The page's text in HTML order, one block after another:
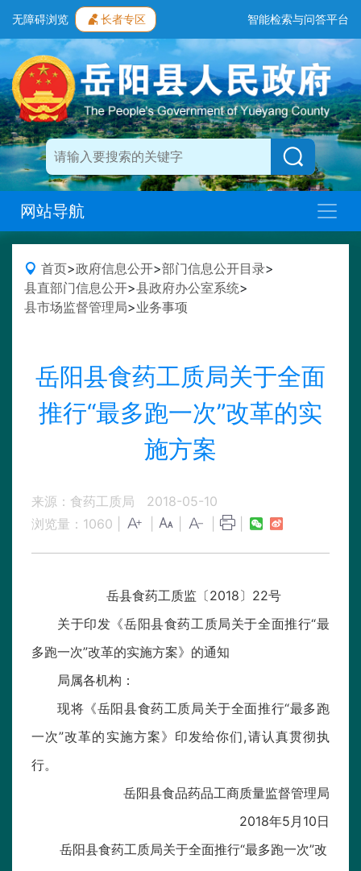
无障碍浏览 长者专区 智能检索与问答平台
网站导航
首页>政府信息公开>部门信息公开目录>
县直部门信息公开>县政府办公室系统>
县市场监督管理局>业务事项
岳阳县食药工质局关于全面
推行“最多跑一次”改革的实
施方案
来源：食药工质局
2018-05-10
浏览量： 1060
岳县食药工质监〔2018〕22号
关于印发《岳阳县食药工质局关于全面推行“最
多跑一次”改革的实施方案》的通知
局属各机构：
现将《岳阳县食药工质局关于全面推行“最多跑
一次”改革的实施方案》印发给你们,请认真贯彻执
行。
岳阳县食品药品工商质量监督管理局
2018年5月10日
岳阳县食药工质局关于全面推行“最多跑一次”改